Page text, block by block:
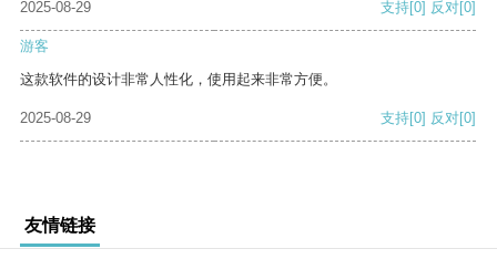
2025-08-29 支持[0] 反对[0]
游客
这款软件的设计非常人性化，使用起来非常方便。
2025-08-29 支持[0] 反对[0]
友情链接